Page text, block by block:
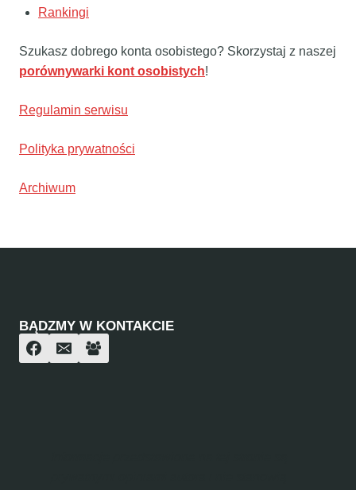
Rankingi
Szukasz dobrego konta osobistego? Skorzystaj z naszej
porównywarki kont osobistych!
Regulamin serwisu
Polityka prywatności
Archiwum
BĄDZMY W KONTAKCIE